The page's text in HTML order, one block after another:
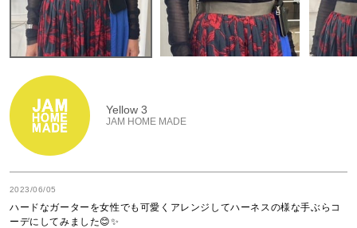
Yellow 3
JAM HOME MADE
2023/06/05
ハードなガーターを女性でも可愛くアレンジしてハーネスの様な手ぶらコ
ーデにしてみました😊✨